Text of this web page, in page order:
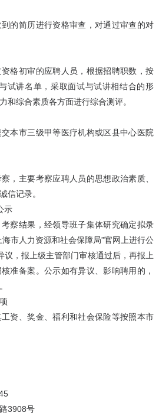
简历进行资格审查，对通过审查的对
初审的应聘人员，根据招聘职数，按
试讲名单，采取面试与试讲相结合的形
和综合素质各方面进行综合测评。
市三级甲等医疗机构或区县中心医院
主要考察应聘人员的思想政治素质、
信记录。
示
结果，经领导班子集体研究确定拟录
市人力资源和社会保障局”官网上进行公
议，报上级主管部门审核通过后，再报上
准备案。公示如有异议、影响聘用的，
、奖金、福利和社会保险等按照本市
3908号